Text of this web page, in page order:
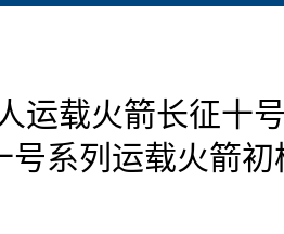
运载火箭长征十
号系列运载火箭